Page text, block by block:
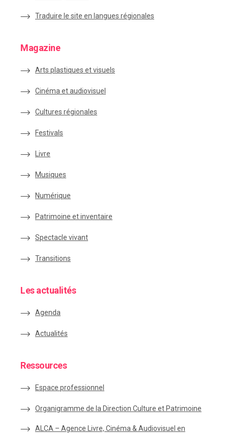
Traduire le site en langues régionales
Magazine
Arts plastiques et visuels
Cinéma et audiovisuel
Cultures régionales
Festivals
Livre
Musiques
Numérique
Patrimoine et inventaire
Spectacle vivant
Transitions
Les actualités
Agenda
Actualités
Ressources
Espace professionnel
Organigramme de la Direction Culture et Patrimoine
ALCA – Agence Livre, Cinéma & Audiovisuel en